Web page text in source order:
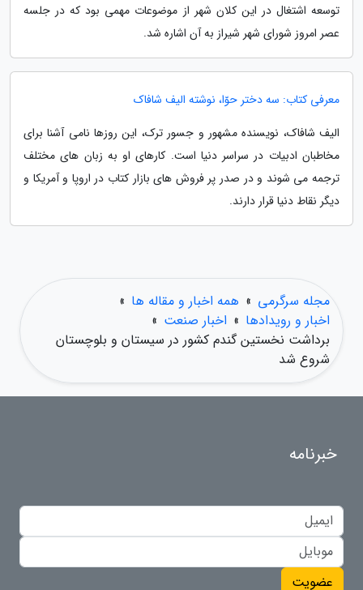
توسعه اشتغال در این کلان شهر از موضوعات مهمی بود که در جلسه
عصر امروز شورای شهر شیراز به آن اشاره شد.
معرفی کتاب: سه دختر حوّا، نوشته الیف شافاک
الیف شافاک، نویسنده مشهور و جسور ترک، این روزها نامی آشنا برای
مخاطبان ادبیات در سراسر دنیا است. کارهای او به زبان های مختلف
ترجمه می شوند و در صدر پر فروش های بازار کتاب در اروپا و آمریکا و
دیگر نقاط دنیا قرار دارند.
مجله سرگرمی » همه اخبار و مقاله ها »
اخبار و رویدادها » اخبار صنعت »
برداشت نخستین گندم کشور در سیستان و بلوچستان
شروع شد
خبرنامه
عضویت